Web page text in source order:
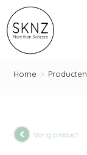
Home > Producten
Vorig product